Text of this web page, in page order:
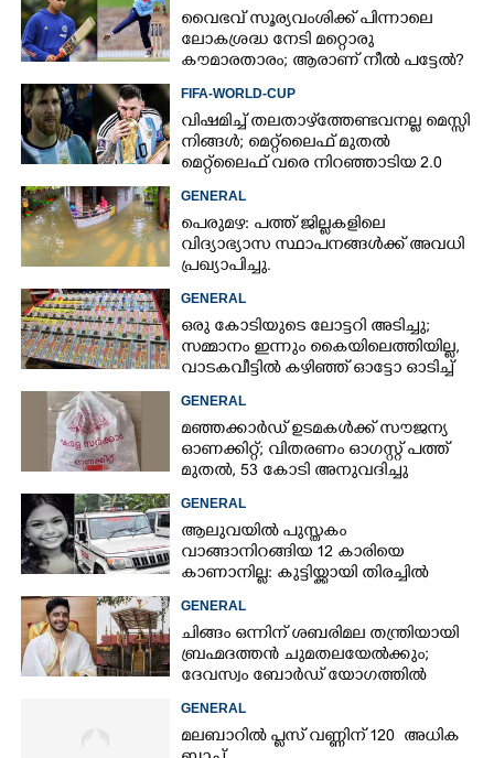
വൈഭവ് സൂര്യവംശിക്ക് പിന്നാലെ
ലോകശ്രദ്ധ നേടി മറ്റൊരു
കൗമാരതാരം; ആരാണ് നീൽ പട്ടേൽ?
FIFA-WORLD-CUP
വിഷമിച്ച് തലതാഴ്‌ത്തേണ്ടവനല്ല മെസ്സി
നിങ്ങള്‍; മെറ്റ്‌ലൈഫ് മുതല്‍
മെറ്റ്‌ലൈഫ് വരെ നിറഞ്ഞാടിയ 2.0
GENERAL
പെരുമഴ: പത്ത് ജില്ലകളിലെ
വിദ്യാഭ്യാസ സ്ഥാപനങ്ങൾക്ക് അവധി
പ്രഖ്യാപിച്ചു.
GENERAL
ഒരു കോടിയുടെ ലോട്ടറി അടിച്ചു;
സമ്മാനം ഇന്നും കൈയിലെത്തിയില്ല,
വാടകവീട്ടിൽ കഴിഞ്ഞ് ഓട്ടോ ഓടിച്ച്
GENERAL
മഞ്ഞക്കാർഡ് ഉടമകൾക്ക് സൗജന്യ
ഓണക്കിറ്റ്; വിതരണം ഓഗസ്റ്റ് പത്ത്
മുതൽ, 53 കോടി അനുവദിച്ചു
GENERAL
ആലുവയിൽ പുസ്തകം
വാങ്ങാനിറങ്ങിയ 12 കാരിയെ
കാണാനില്ല: കുട്ടിയ്ക്കായി തിരച്ചിൽ
GENERAL
ചിങ്ങം ഒന്നിന് ശബരിമല തന്ത്രിയായി
ബ്രഹ്മദത്തൻ ചുമതലയേൽക്കും;
ദേവസ്വം ബോർഡ് യോഗത്തിൽ
GENERAL
മലബാറിൽ പ്ലസ് വണ്ണിന് 120 അധിക
Share this link